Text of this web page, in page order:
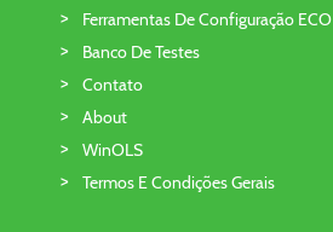
Ferramentas De Configuração ECO
Banco De Testes
Contato
About
WinOLS
Termos E Condições Gerais